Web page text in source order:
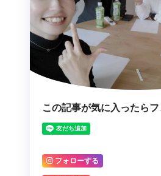
この記事が気に入ったら
フォローする